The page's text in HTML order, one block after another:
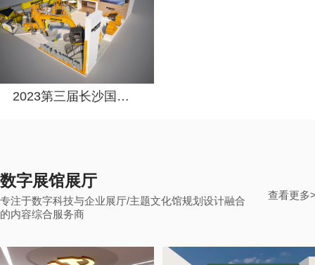
2023第三届长沙国际工程机械展览会
数字展馆展厅
专注于数字科技与企业展厅/主题文化馆规划设计融合
的内容综合服务商
查看更多